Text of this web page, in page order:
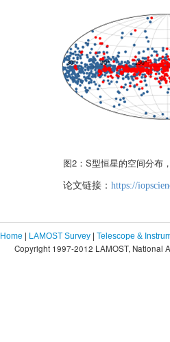
图2 ： S型恒星的空间分布
论文链接： https://
Home | LAMOST Survey | Telescope &
Copyright 1997-2012 LAMOST, National